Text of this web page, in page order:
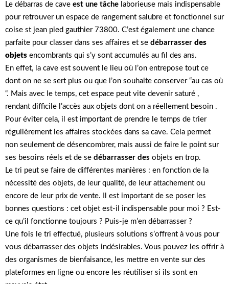
Le débarras de cave est une tâche laborieuse mais indispensable
pour retrouver un espace de rangement salubre et fonctionnel sur
coise st jean pied gauthier 73800. C’est également une chance
parfaite pour classer dans ses affaires et se débarrasser des
objets encombrants qui s’y sont accumulés au fil des ans.
En effet, la cave est souvent le lieu où l’on entrepose tout ce
dont on ne se sert plus ou que l’on souhaite conserver “au cas où
“. Mais avec le temps, cet espace peut vite devenir saturé ,
rendant difficile l’accès aux objets dont on a réellement besoin .
Pour éviter cela, il est important de prendre le temps de trier
régulièrement les affaires stockées dans sa cave. Cela permet
non seulement de désencombrer, mais aussi de faire le point sur
ses besoins réels et de se débarrasser des objets en trop.
Le tri peut se faire de différentes manières : en fonction de la
nécessité des objets, de leur qualité, de leur attachement ou
encore de leur prix de vente. Il est important de se poser les
bonnes questions : cet objet est-il indispensable pour moi ? Est-
ce qu’il fonctionne toujours ? Puis-je m’en débarrasser ?
Une fois le tri effectué, plusieurs solutions s’offrent à vous pour
vous débarrasser des objets indésirables. Vous pouvez les offrir à
des organismes de bienfaisance, les mettre en vente sur des
plateformes en ligne ou encore les réutiliser si ils sont en